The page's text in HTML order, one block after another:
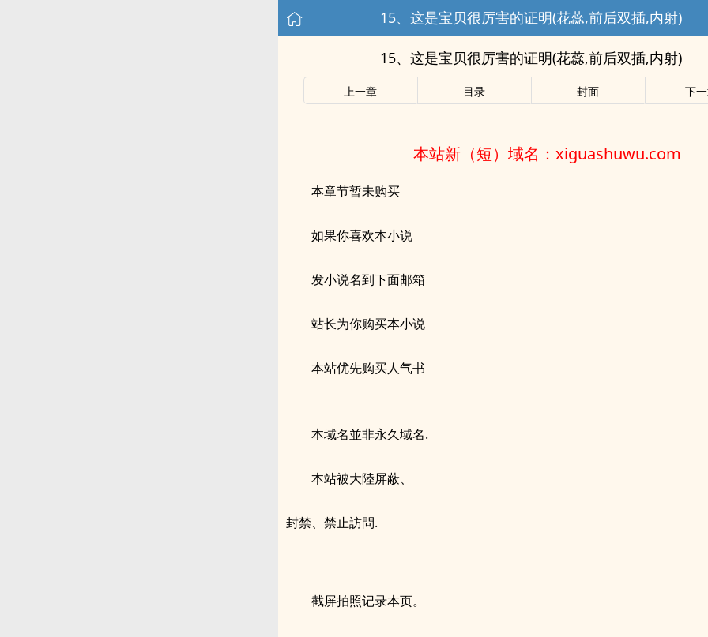
15、这是宝贝很厉害的证明(花蕊,前后双插,内射)
15、这是宝贝很厉害的证明(花蕊,前后双插,内射)
上一章 目录 封面 下
本站新（短）域名：xiguashuwu.com
本章节暂未购买
如果你喜欢本小说
发小说名到下面邮箱
站长为你购买本小说
本站优先购买人气书
本域名並非永久域名.
本站被大陸屏蔽、
封禁、禁止訪問.
截屏拍照记录本页。